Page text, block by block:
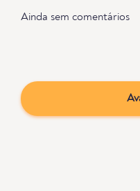
Ainda sem comentários